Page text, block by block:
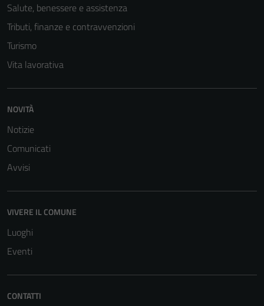
Salute, benessere e assistenza
Tributi, finanze e contravvenzioni
Turismo
Vita lavorativa
NOVITÀ
Notizie
Comunicati
Avvisi
VIVERE IL COMUNE
Luoghi
Eventi
CONTATTI